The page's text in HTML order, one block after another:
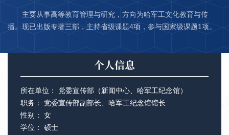
主要从事高等教育管理与研究，方向为哈军工文化教育与传
播。现已出版专著三部，主持省级课题4项，参与国家级课题1项。
个人信息
所在单位： 党委宣传部（新闻中心、哈军工纪念馆）
职务： 党委宣传部副部长、哈军工纪念馆馆长
性别： 女
学位： 硕士